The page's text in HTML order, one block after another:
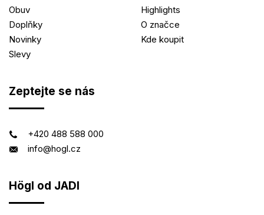
Obuv
Doplňky
Novinky
Slevy
Highlights
O značce
Kde koupit
Zeptejte se nás
+420 488 588 000
info@hogl.cz
Högl od JADI